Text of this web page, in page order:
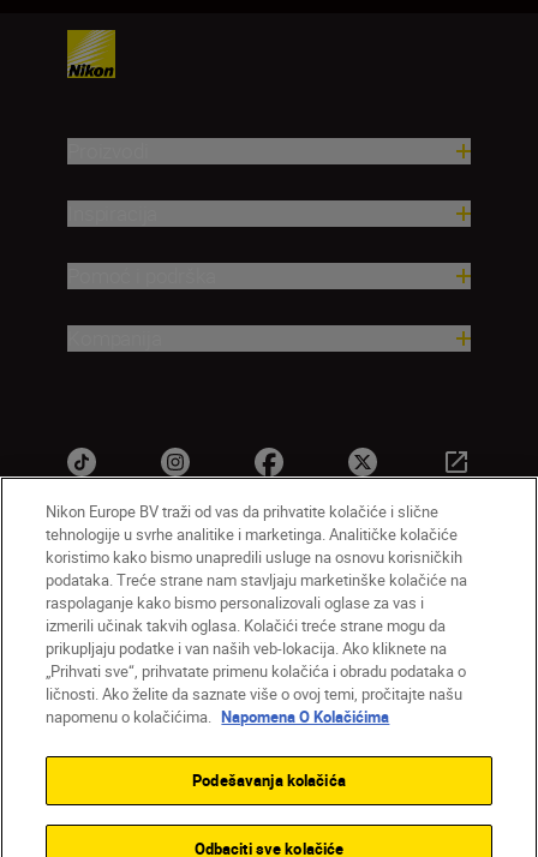
SR Nikon Sites
Kontaktirajte nas
Smernice o privatnosti
Uslovi korišćenja
Napomena o kolačićima
Podešavanja kolačića
© 2026 Nikon
Back to top
Nikon Europe BV traži od vas da prihvatite kolačiće i slične
tehnologije u svrhe analitike i marketinga. Analitičke kolačiće
koristimo kako bismo unapredili usluge na osnovu korisničkih
podataka. Treće strane nam stavljaju marketinške kolačiće na
raspolaganje kako bismo personalizovali oglase za vas i
izmerili učinak takvih oglasa. Kolačići treće strane mogu da
prikupljaju podatke i van naših veb-lokacija. Ako kliknete na
„Prihvati sve“, prihvatate primenu kolačića i obradu podataka o
ličnosti. Ako želite da saznate više o ovoj temi, pročitajte našu
napomenu o kolačićima. Napomena O Kolačićima
Podešavanja kolačića
Odbaciti sve kolačiće